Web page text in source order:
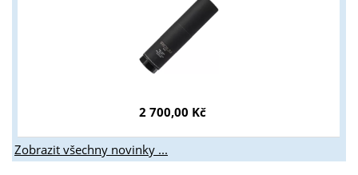
2 700,00 Kč
Zobrazit všechny novinky ...